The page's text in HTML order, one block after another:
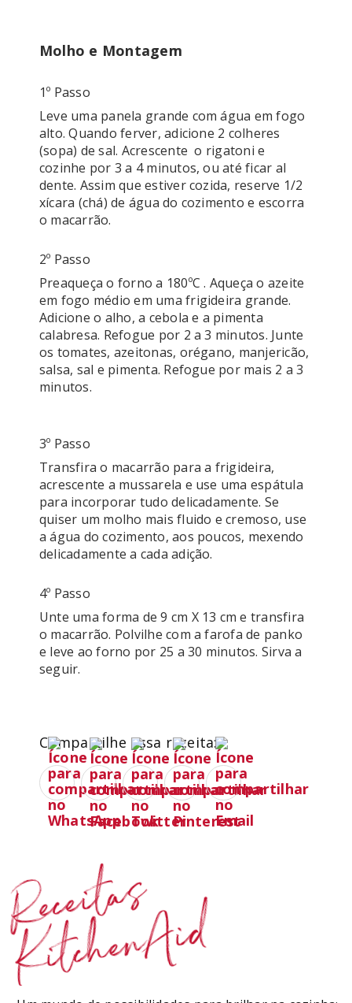
Molho e Montagem
1º Passo
Leve uma panela grande com água em fogo
alto. Quando ferver, adicione 2 colheres
(sopa) de sal. Acrescente  o rigatoni e
cozinhe por 3 a 4 minutos, ou até ficar al
dente. Assim que estiver cozida, reserve 1/2
xícara (chá) de água do cozimento e escorra
2º Passo
Preaqueça o forno a 180ºC . Aqueça o azeite
em fogo médio em uma frigideira grande.
Adicione o alho, a cebola e a pimenta
calabresa. Refogue por 2 a 3 minutos. Junte
os tomates, azeitonas, orégano, manjericão,
salsa, sal e pimenta. Refogue por mais 2 a 3
minutos.
3º Passo
Transfira o macarrão para a frigideira,
acrescente a mussarela e use uma espátula
para incorporar tudo delicadamente. Se
quiser um molho mais fluido e cremoso, use
a água do cozimento, aos poucos, mexendo
4º Passo
Unte uma forma de 9 cm X 13 cm e transfira
o macarrão. Polvilhe com a farofa de panko
e leve ao forno por 25 a 30 minutos. Sirva a
seguir.
Compartilhe essa receita:
Receitas
KitchenAid